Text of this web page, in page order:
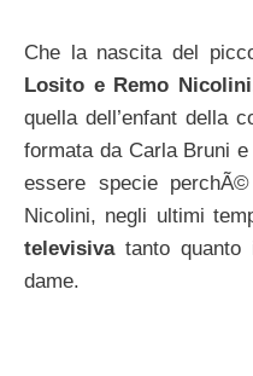
Che la nascita del
Losito e Remo Nicolini
quella dell’enfant della
formata da Carla Bruni
essere specie
Nicolini, negli ultimi
televisivatanto quanto
dame.